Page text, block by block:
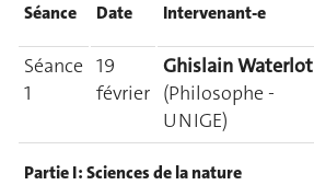
Séance Date Intervenant-e
Séance
1
19
février
Ghislain Waterlot
(Philosophe -
UNIGE)
Partie I : Sciences de la nature